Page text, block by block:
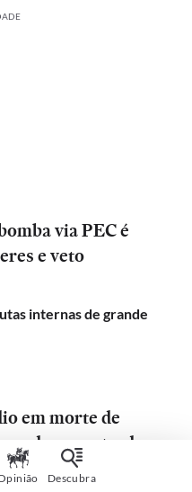
via PEC é
e veto
internas de grande
em morte de
encontrado
Descubra